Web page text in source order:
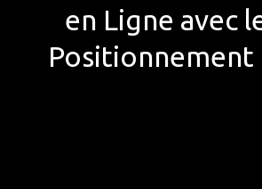
en Ligne avec
Positionnement